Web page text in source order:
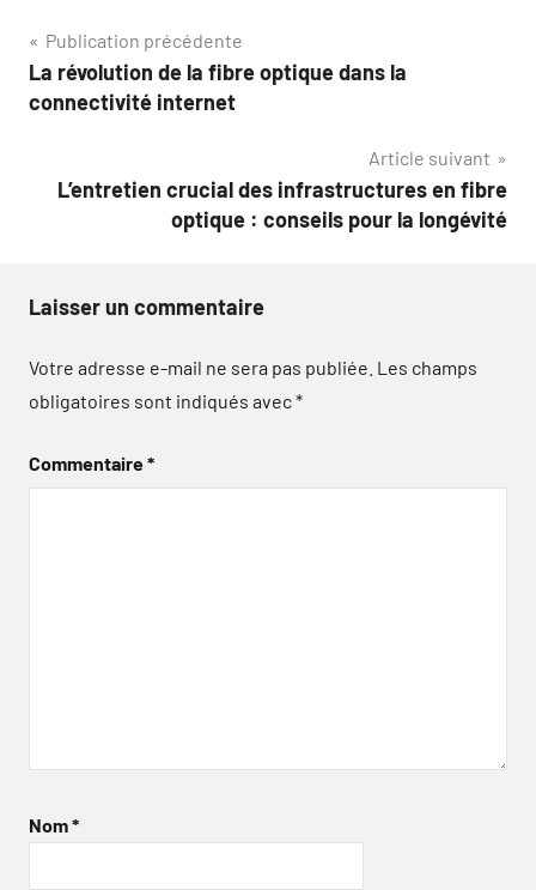
Navigation
de
Publication précédente
La révolution de la fibre optique dans la
connectivité internet
Article suivant
L’entretien crucial des infrastructures en fibre
optique : conseils pour la longévité
Laisser un commentaire
Votre adresse e-mail ne sera pas publiée. Les champs
obligatoires sont indiqués avec*
Commentaire*
Nom*